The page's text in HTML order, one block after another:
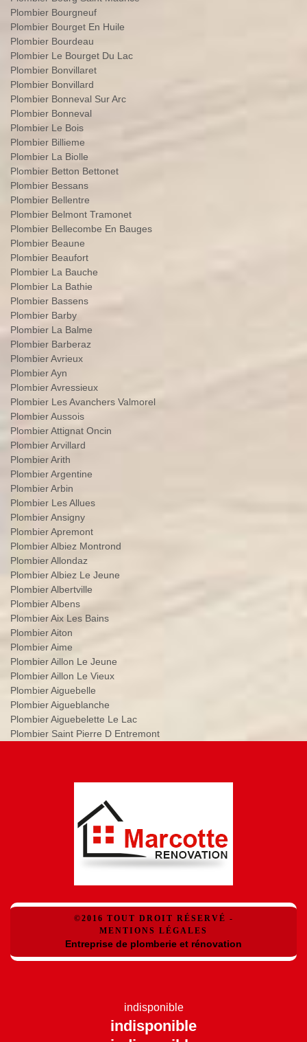
Plombier Bourgneuf
Plombier Bourget En Huile
Plombier Bourdeau
Plombier Le Bourget Du Lac
Plombier Bonvillaret
Plombier Bonvillard
Plombier Bonneval Sur Arc
Plombier Bonneval
Plombier Le Bois
Plombier Billieme
Plombier La Biolle
Plombier Betton Bettonet
Plombier Bessans
Plombier Bellentre
Plombier Belmont Tramonet
Plombier Bellecombe En Bauges
Plombier Beaune
Plombier Beaufort
Plombier La Bauche
Plombier La Bathie
Plombier Bassens
Plombier Barby
Plombier La Balme
Plombier Barberaz
Plombier Avrieux
Plombier Ayn
Plombier Avressieux
Plombier Les Avanchers Valmorel
Plombier Aussois
Plombier Attignat Oncin
Plombier Arvillard
Plombier Arith
Plombier Argentine
Plombier Arbin
Plombier Les Allues
Plombier Ansigny
Plombier Apremont
Plombier Albiez Montrond
Plombier Allondaz
Plombier Albiez Le Jeune
Plombier Albertville
Plombier Albens
Plombier Aix Les Bains
Plombier Aiton
Plombier Aime
Plombier Aillon Le Jeune
Plombier Aillon Le Vieux
Plombier Aiguebelle
Plombier Aigueblanche
Plombier Aiguebelette Le Lac
Plombier Saint Pierre D Entremont
©2016 TOUT DROIT RÉSERVÉ -
MENTIONS LÉGALES
Entreprise de plomberie et rénovation
indisponible
indisponible